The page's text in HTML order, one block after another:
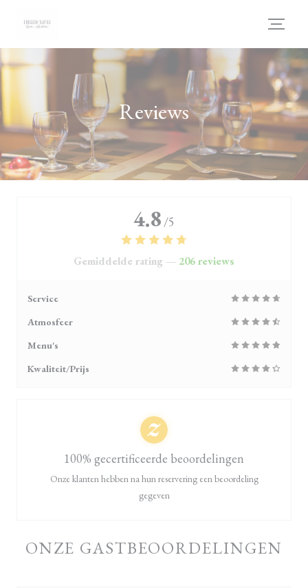
Reviews
ONZE GASTBEOORDELINGEN
4.8 /5
Gemiddelde rating — 206 reviews
Service
Atmosfeer
Menu's
Kwaliteit/Prijs
100% gecertificeerde beoordelingen
Onze klanten hebben na hun reservering een beoordeling
gegeven